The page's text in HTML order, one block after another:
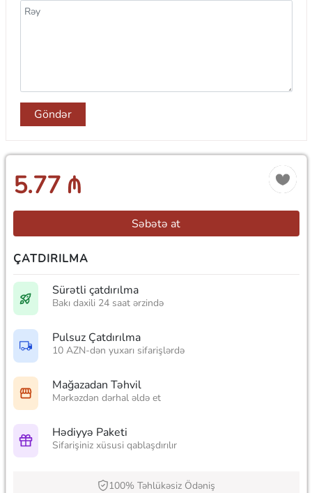
Göndər
5.77 ₼
Səbətə at
ÇATDIRILMA
Sürətli çatdırılma
Bakı daxili 24 saat ərzində
Pulsuz Çatdırılma
10 AZN-dən yuxarı sifarişlərdə
Mağazadan Təhvil
Mərkəzdən dərhal əldə et
Hədiyyə Paketi
Sifarişiniz xüsusi qablaşdırılır
100% Təhlükəsiz Ödəniş